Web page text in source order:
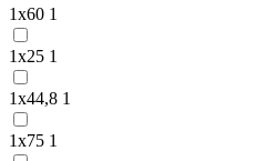
1х60 1
1х25 1
1х44,8 1
1х75 1